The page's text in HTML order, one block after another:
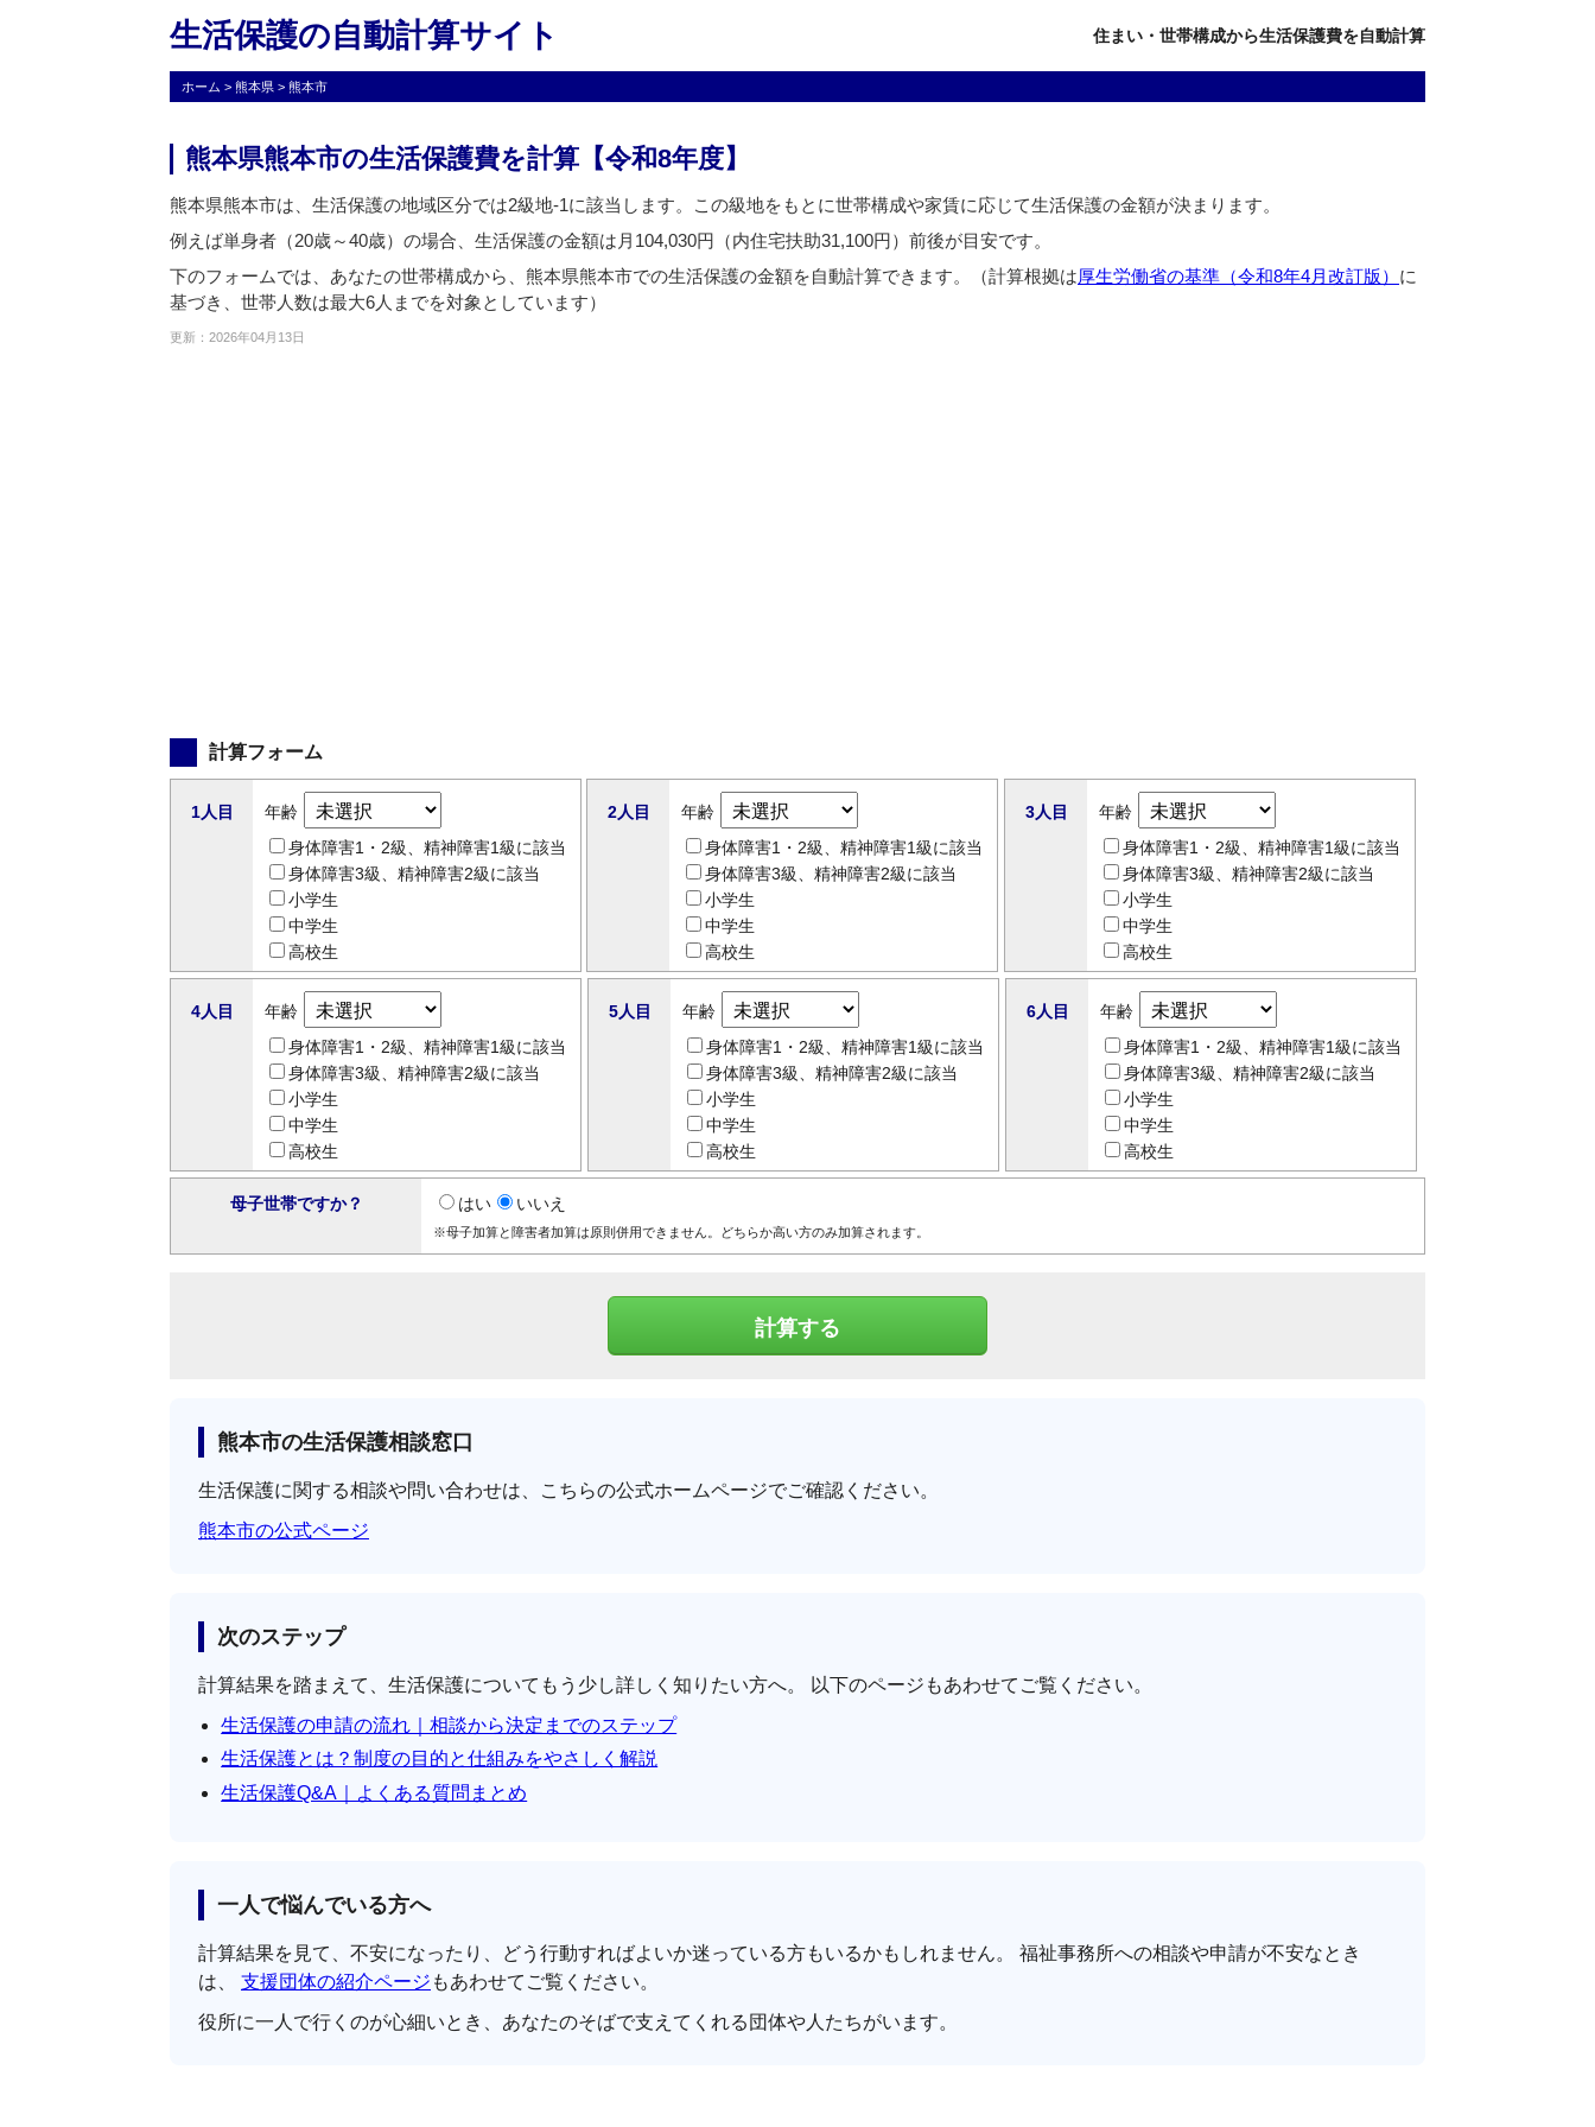
生活保護の自動計算サイト 住まい・世帯構成から生活保護費を自動計算
ホーム > 熊本県 > 熊本市
熊本県熊本市の生活保護費を計算【令和8年度】
熊本県熊本市は、生活保護の地域区分では2級地-1に該当します。この級地をもとに世帯構成や家賃に応じて生活保護の金額が決まります。
例えば単身者（20歳～40歳）の場合、生活保護の金額は月104,030円（内住宅扶助31,100円）前後が目安です。
下のフォームでは、あなたの世帯構成から、熊本県熊本市での生活保護の金額を自動計算できます。（計算根拠は厚生労働省の基準（令和8年4月改訂版） に
基づき、世帯人数は最大6人までを対象としています）
更新：2026年04月13日
計算フォーム
1人目
年齢
身体障害1・2級、精神障害1級に該当
身体障害3級、精神障害2級に該当
小学生
中学生
高校生
2人目
年齢
身体障害1・2級、精神障害1級に該当
身体障害3級、精神障害2級に該当
小学生
中学生
高校生
3人目
年齢
身体障害1・2級、精神障害1級に該当
身体障害3級、精神障害2級に該当
小学生
中学生
高校生
4人目
年齢
身体障害1・2級、精神障害1級に該当
身体障害3級、精神障害2級に該当
小学生
中学生
高校生
5人目
年齢
身体障害1・2級、精神障害1級に該当
身体障害3級、精神障害2級に該当
小学生
中学生
高校生
6人目
年齢
身体障害1・2級、精神障害1級に該当
身体障害3級、精神障害2級に該当
小学生
中学生
高校生
母子世帯ですか？ はい いいえ
※母子加算と障害者加算は原則併用できません。どちらか高い方のみ加算されます。
熊本市の生活保護相談窓口
生活保護に関する相談や問い合わせは、こちらの公式ホームページでご確認ください。
熊本市の公式ページ
次のステップ
計算結果を踏まえて、生活保護についてもう少し詳しく知りたい方へ。 以下のページもあわせてご覧ください。
生活保護の申請の流れ｜相談から決定までのステップ
生活保護とは？制度の目的と仕組みをやさしく解説
生活保護Q&A｜よくある質問まとめ
一人で悩んでいる方へ
計算結果を見て、不安になったり、どう行動すればよいか迷っている方もいるかもしれません。 福祉事務所への相談や申請が不安なとき
は、 支援団体の紹介ページ もあわせてご覧ください。
役所に一人で行くのが心細いとき、あなたのそばで支えてくれる団体や人たちがいます。